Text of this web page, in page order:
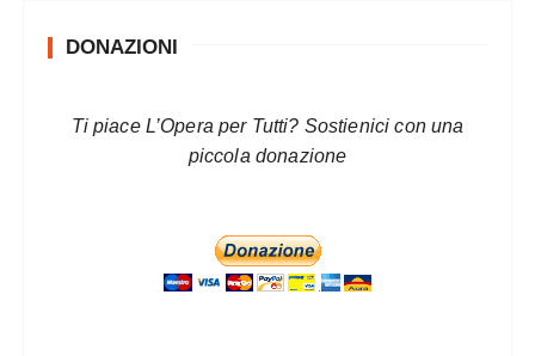
DONAZIONI
Ti piace L’Opera per Tutti? Sostienici con una
piccola donazione